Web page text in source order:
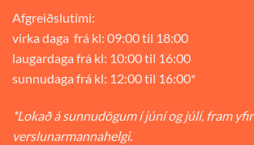
Afgreiðslutími:
virka daga frá kl: 09:00 til 18:00
laugardaga frá kl: 10:00 til 16:00
sunnudaga frá kl: 12:00 til 16:00*
*Lokað á sunnudögum í júní og júlí, fram yfir
verslunarmannahelgi.